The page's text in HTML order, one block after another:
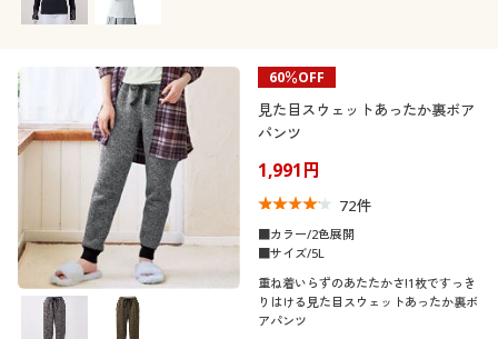
60％OFF
見た目スウェットあったか裏ボア
パンツ
1,991円
72件
■カラー/2色展開
■サイズ/5L
重ね着いらずのあたたかさ!1枚ですっき
りはける見た目スウェットあったか裏ボ
アパンツ